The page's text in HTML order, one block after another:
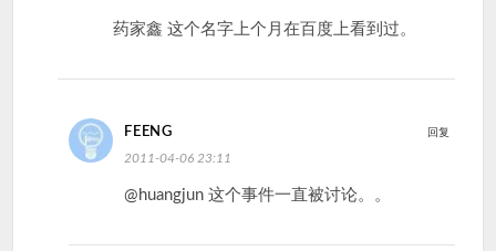
药家鑫 这个名字上个月在百度上看到过。
FEENG
2011-04-06 23:11
@huangjun 这个事件一直被讨论。。
回复